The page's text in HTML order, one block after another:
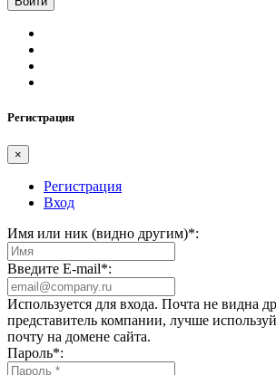
Регистрация
×
Регистрация
Вход
Имя или ник (видно другим)*:
Введите E-mail*:
Используется для входа. Почта не видна
представитель компании, лучше
почту на домене сайта.
Пароль*: